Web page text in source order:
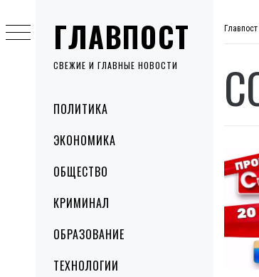
ГЛАВПОСТ
СВЕЖИЕ И ГЛАВНЫЕ НОВОСТИ
MenuПОЛИТИКА
ЭКОНОМИКА
ОБЩЕСТВО
КРИМИНАЛ
ОБРАЗОВАНИЕ
ТЕХНОЛОГИИ
to
content
Главпост